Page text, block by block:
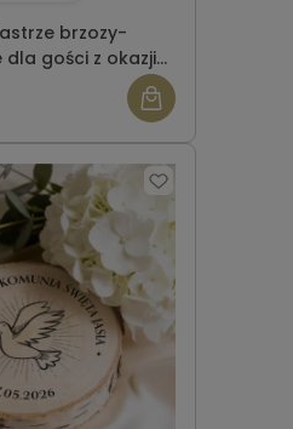
brzozy-
gości z okazji